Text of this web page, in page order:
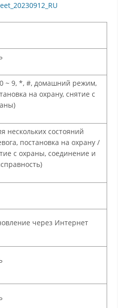
~ 9, *, #, домашний режим,
на охрану, снятие с
нескольких состояний
постановка на охрану /
с охраны, соединение и
через Интернет